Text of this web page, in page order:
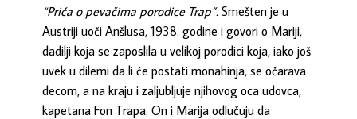
“Priča o pevačima porodice Trap”. Smešten je u
Austriji uoči Anšlusa, 1938. godine i govori o Mariji,
dadilji koja se zaposlila u velikoj porodici koja, iako još
uvek u dilemi da li će postati monahinja, se očarava
decom, a na kraju i zaljubljuje njihovog oca udovca,
kapetana Fon Trapa. On i Marija odlučuju da